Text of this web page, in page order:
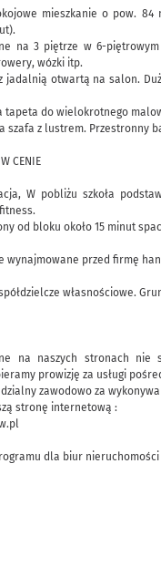
mieszkanie o pow.
na 3 piętrze w 6-
wózki itp.
jadalnią otwartą na salon.
tapeta do wielokrotnego
szafa z lustrem. Przestronny
CENIE
W pobliżu szkoła
od bloku około 15 minut
wynajmowane przed firmę
własnościowe.
na naszych stronach
prowizję za usługi
zawodowo za
stronę internetową :
dla biur nieruchomości